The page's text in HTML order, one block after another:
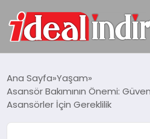
BILGISAYAR
Ana Sayfa Yaşam
Asansör Bakımının Önemi:
Asansörler İçin Gereklilik